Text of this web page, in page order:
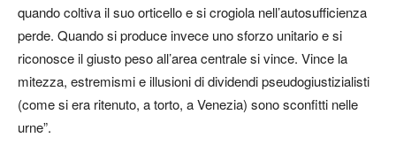
quando coltiva il suo orticello e si crogiola nell’autosufficienza
perde. Quando si produce invece uno sforzo unitario e si
riconosce il giusto peso all’area centrale si vince. Vince la
mitezza, estremismi e illusioni di dividendi pseudogiustizialisti
(come si era ritenuto, a torto, a Venezia) sono sconfitti nelle
urne”.